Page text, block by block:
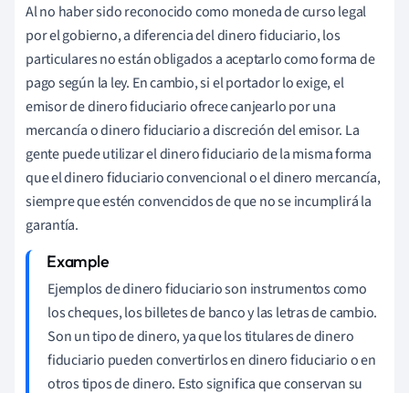
Al no haber sido reconocido como moneda de curso legal
por el gobierno, a diferencia del dinero fiduciario, los
particulares no están obligados a aceptarlo como forma de
pago según la ley. En cambio, si el portador lo exige, el
emisor de dinero fiduciario ofrece canjearlo por una
mercancía o dinero fiduciario a discreción del emisor. La
gente puede utilizar el dinero fiduciario de la misma forma
que el dinero fiduciario convencional o el dinero mercancía,
siempre que estén convencidos de que no se incumplirá la
garantía.
Ejemplos de dinero fiduciario son instrumentos como
los cheques, los billetes de banco y las letras de cambio.
Son un tipo de dinero, ya que los titulares de dinero
fiduciario pueden convertirlos en dinero fiduciario o en
otros tipos de dinero. Esto significa que conservan su